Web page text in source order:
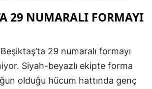
29 NUMARALI FORMAYI
Beşiktaş’ta 29 numaralı formayı
Siyah-beyazlı ekipte forma
olduğu hücum hattında genç